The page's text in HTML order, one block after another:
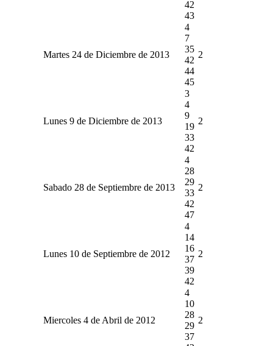
42
43
Martes 24 de Diciembre de 2013
4
7
35
42
44
45
2
Lunes 9 de Diciembre de 2013
3
4
9
19
33
42
2
Sabado 28 de Septiembre de 2013
4
28
29
33
42
47
2
Lunes 10 de Septiembre de 2012
4
14
16
37
39
42
2
Miercoles 4 de Abril de 2012
4
10
28
29
37
2